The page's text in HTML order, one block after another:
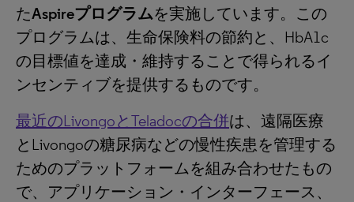
たAspireプログラムを実施しています。この
プログラムは、生命保険料の節約と、HbA1c
の目標値を達成・維持することで得られるイ
ンセンティブを提供するものです。
最近のLivongoとTeladocの合併は、遠隔医療
とLivongoの糖尿病などの慢性疾患を管理する
ためのプラットフォームを組み合わせたもの
で、アプリケーション・インターフェース、